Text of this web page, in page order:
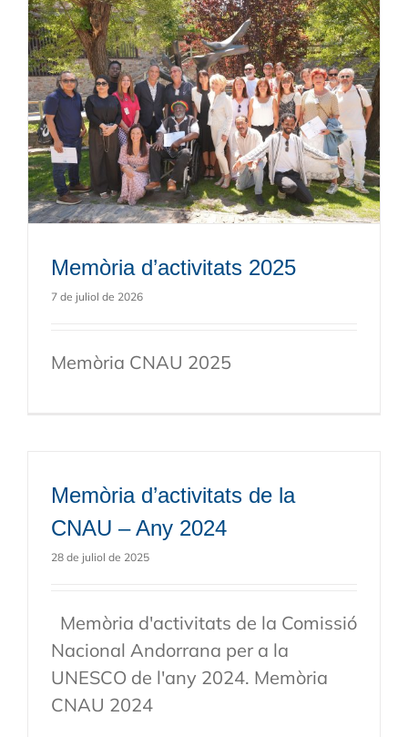
Memòria d’activitats 2025
7 de juliol de 2026
Memòria CNAU 2025
Memòria d’activitats de la
CNAU – Any 2024
28 de juliol de 2025
Memòria d'activitats de la Comissió
Nacional Andorrana per a la
UNESCO de l'any 2024. Memòria
CNAU 2024